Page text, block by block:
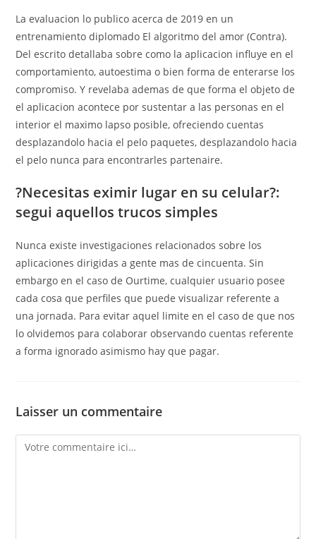
La evaluacion lo publico acerca de 2019 en un
entrenamiento diplomado El algoritmo del amor (Contra).
Del escrito detallaba sobre como la aplicacion influye en el
comportamiento, autoestima o bien forma de enterarse los
compromiso. Y revelaba ademas de que forma el objeto de
el aplicacion acontece por sustentar a las personas en el
interior el maximo lapso posible, ofreciendo cuentas
desplazandolo hacia el pelo paquetes, desplazandolo hacia
el pelo nunca para encontrarles partenaire.
?Necesitas eximir lugar en su celular?:
segui aquellos trucos simples
Nunca existe investigaciones relacionados sobre los
aplicaciones dirigidas a gente mas de cincuenta. Sin
embargo en el caso de Ourtime, cualquier usuario posee
cada cosa que perfiles que puede visualizar referente a
una jornada. Para evitar aquel limite en el caso de que nos
lo olvidemos para colaborar observando cuentas referente
a forma ignorado asimismo hay que pagar.
Laisser un commentaire
Comment